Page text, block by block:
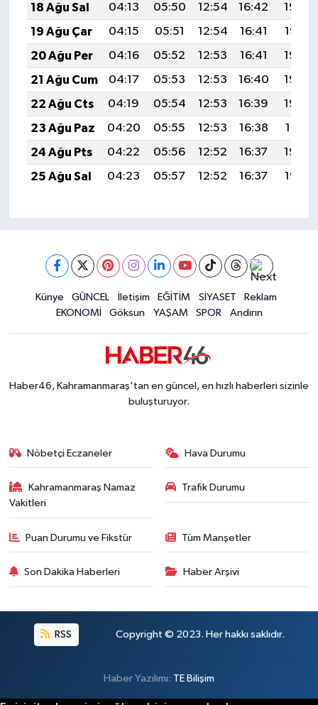
18 Ağu Sal
04:13 05:50 12:54 16:42
19:48
19 Ağu Çar
04:15 05:51 12:54 16:41
19:47
20 Ağu Per
04:16 05:52 12:53 16:41
19:45
21 Ağu Cum
04:17 05:53 12:53 16:40
19:44
22 Ağu Cts
04:19 05:54 12:53 16:39
19:42
23 Ağu Paz
04:20 05:55 12:53 16:38
19:41
24 Ağu Pts
04:22 05:56 12:52 16:37
19:39
25 Ağu Sal
04:23 05:57 12:52 16:37 19:38
Künye GÜNCEL İletişim EĞİTİM SİYASET
Reklam
EKONOMİ
Göksun YAŞAM SPOR Andırın
Haber46, Kahramanmaraş'tan en güncel, en hızlı haberleri sizinle
buluşturuyor.
Nöbetçi Eczaneler Hava Durumu
Kahramanmaraş Namaz
Vakitleri
Trafik Durumu
Puan Durumu ve Fikstür Tüm Manşetler
Son Dakika Haberleri Haber Arşivi
RSS Copyright © 2023. Her hakkı saklıdır.
Haber Yazılımı: TE Bilişim
HABERDE İNSAN